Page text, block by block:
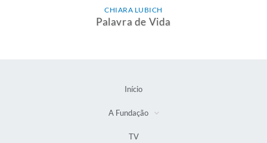
CHIARA LUBICH
Palavra de Vida
Início
A Fundação
TV